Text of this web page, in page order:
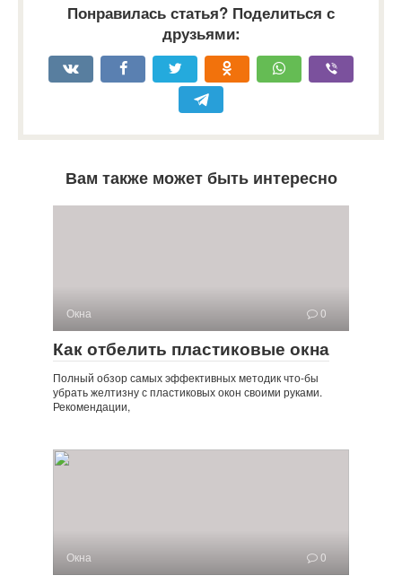
Понравилась статья? Поделиться с
друзьями:
Вам также может быть интересно
Окна 0
Как отбелить пластиковые окна
Полный обзор самых эффективных методик что-бы
убрать желтизну с пластиковых окон своими руками.
Рекомендации,
Окна 0